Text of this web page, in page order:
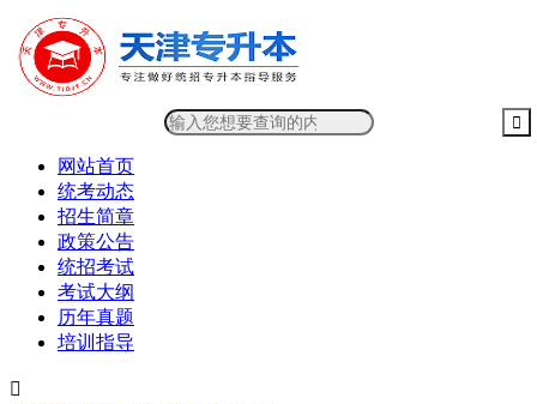
网站首页
统考动态
招生简章
政策公告
统招考试
考试大纲
历年真题
培训指导
